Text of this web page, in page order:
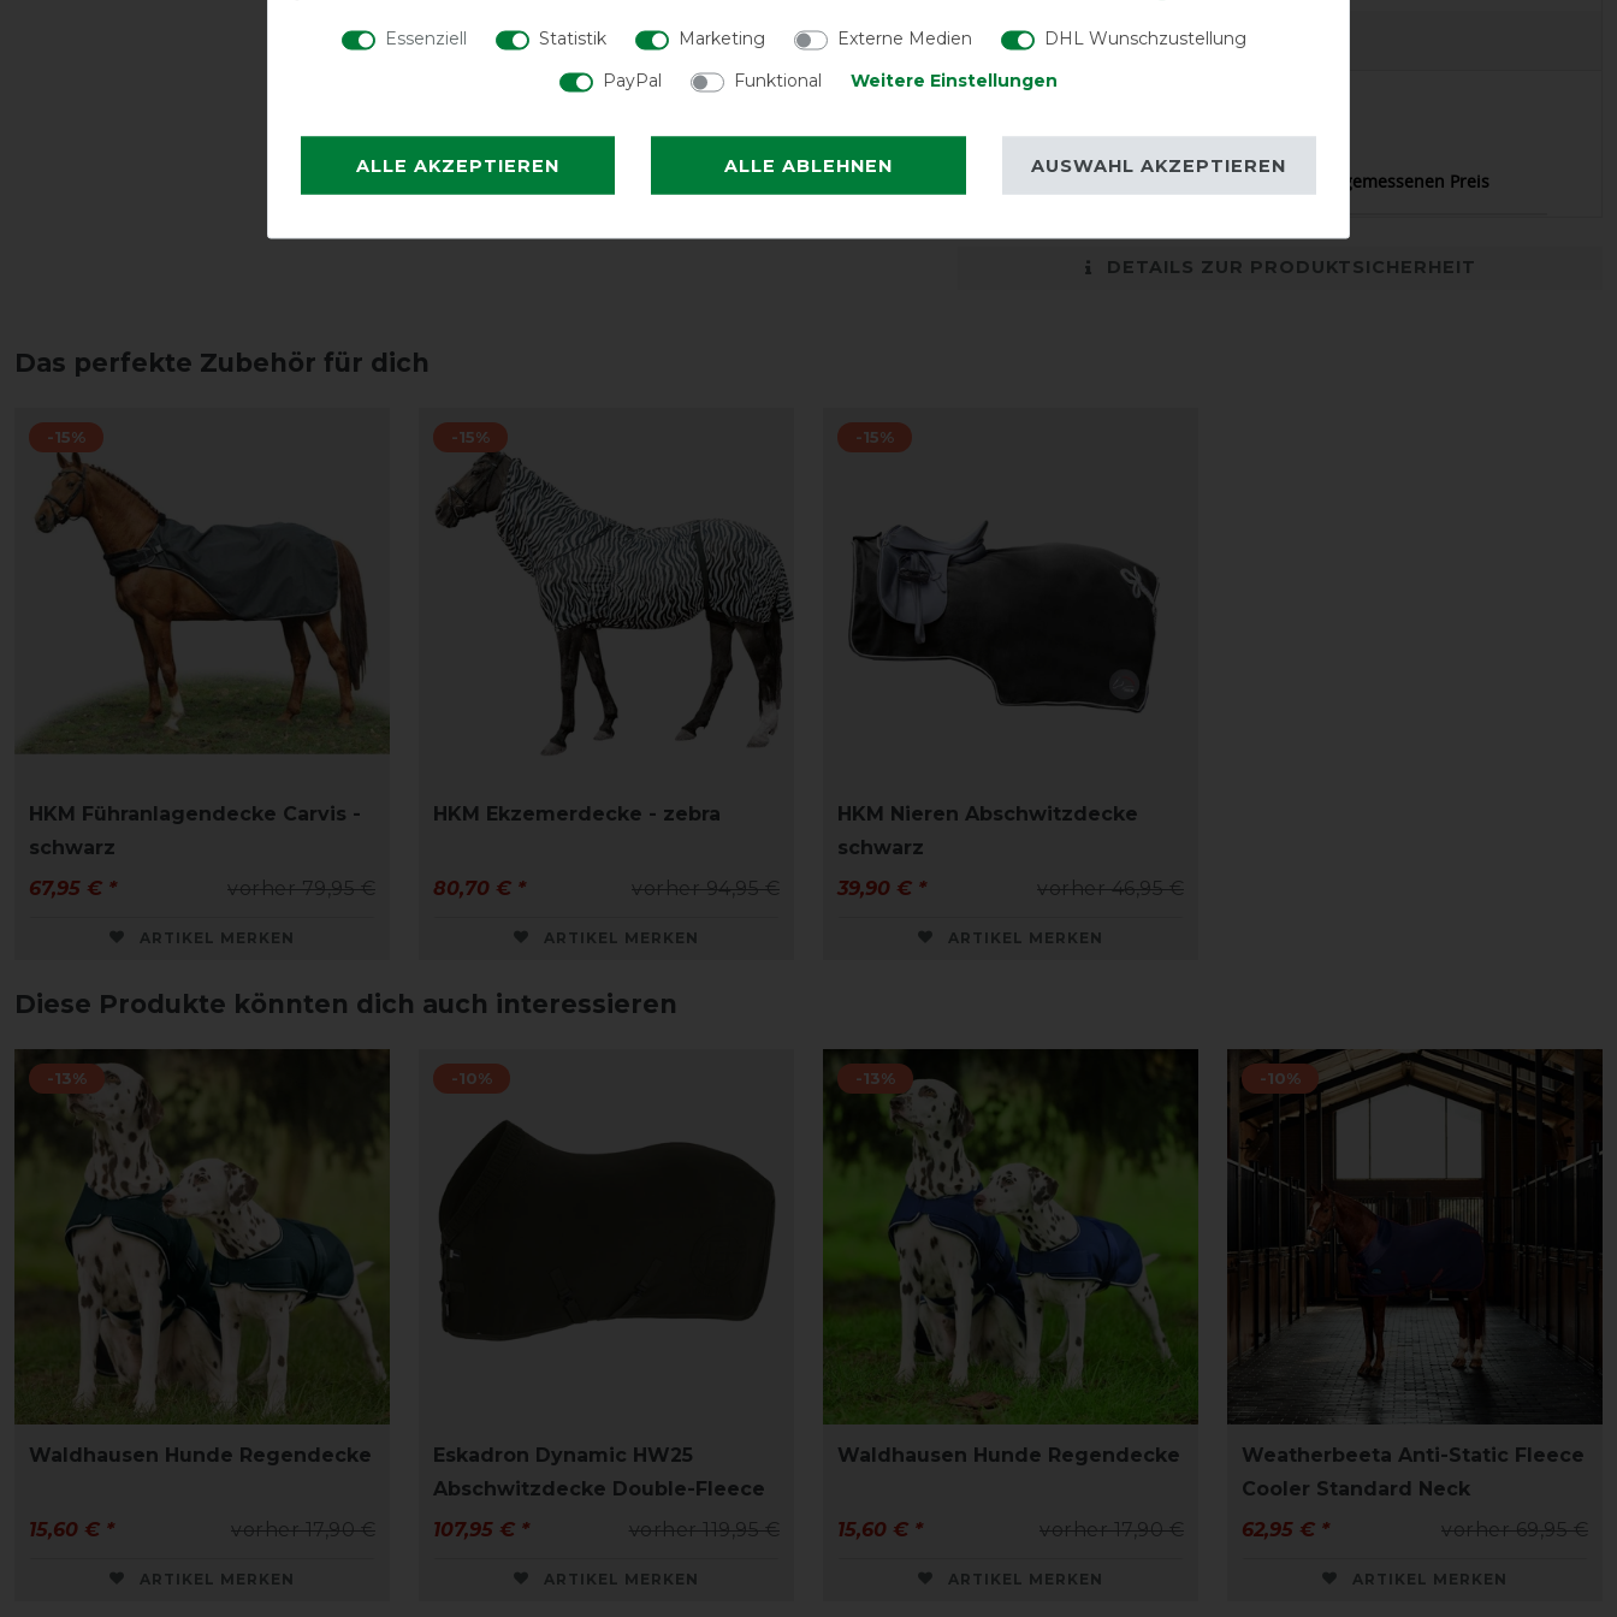
LATEST REVIEWS
Gute Qualität und Passform für einen angemessenen Preis
DETAILS ZUR PRODUKTSICHERHEIT
Das perfekte Zubehör für dich
-15%
HKM Führanlagendecke Carvis -
schwarz
vorher 79,95 €
67,95 € *
ARTIKEL MERKEN
-15%
HKM Ekzemerdecke - zebra
vorher 94,95 €
80,70 € *
ARTIKEL MERKEN
-15%
HKM Nieren Abschwitzdecke
schwarz
vorher 46,95 €
39,90 € *
ARTIKEL MERKEN
Diese Produkte könnten dich auch interessieren
-13%
Waldhausen Hunde Regendecke
vorher 17,90 €
15,60 € *
ARTIKEL MERKEN
-10%
Eskadron Dynamic HW25
Abschwitzdecke Double-Fleece
vorher 119,95 €
107,95 € *
ARTIKEL MERKEN
-13%
Waldhausen Hunde Regendecke
vorher 17,90 €
15,60 € *
ARTIKEL MERKEN
-10%
Weatherbeeta Anti-Static Fleece
Cooler Standard Neck
vorher 69,95 €
62,95 € *
ARTIKEL MERKEN
Essenziell Statistik Marketing Externe Medien
DHL Wunschzustellung
PayPal
Funktional Weitere Einstellungen
ALLE AKZEPTIEREN ALLE ABLEHNEN AUSWAHL AKZEPTIEREN